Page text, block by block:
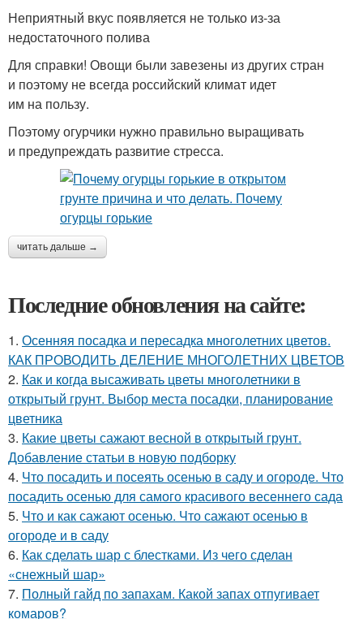
Неприятный вкус появляется не только из-за
недостаточного полива
Для справки! Овощи были завезены из других стран
и поэтому не всегда российский климат идет
им на пользу.
Поэтому огурчики нужно правильно выращивать
и предупреждать развитие стресса.
читать дальше →
Последние обновления на сайте:
1. Осенняя посадка и пересадка многолетних цветов.
КАК ПРОВОДИТЬ ДЕЛЕНИЕ МНОГОЛЕТНИХ ЦВЕТОВ
2. Как и когда высаживать цветы многолетники в
открытый грунт. Выбор места посадки, планирование
цветника
3. Какие цветы сажают весной в открытый грунт.
Добавление статьи в новую подборку
4. Что посадить и посеять осенью в саду и огороде. Что
посадить осенью для самого красивого весеннего сада
5. Что и как сажают осенью. Что сажают осенью в
огороде и в саду
6. Как сделать шар с блестками. Из чего сделан
«снежный шар»
7. Полный гайд по запахам. Какой запах отпугивает
комаров?